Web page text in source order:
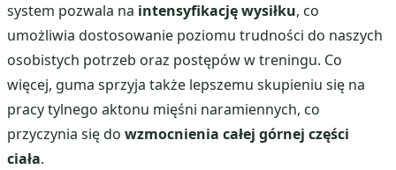
system pozwala na intensyfikację wysiłku, co
umożliwia dostosowanie poziomu trudności do naszych
osobistych potrzeb oraz postępów w treningu. Co
więcej, guma sprzyja także lepszemu skupieniu się na
pracy tylnego aktonu mięśni naramiennych, co
przyczynia się do wzmocnienia całej górnej części
ciała.